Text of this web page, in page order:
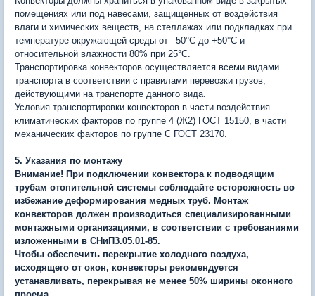
помещениях или под навесами, защищенных от воздействия
влаги и химических веществ, на стеллажах или подкладках при
температуре окружающей среды от –50°С до +50°С и
относительной влажности 80% при 25°С.
Транспортировка конвекторов осуществляется всеми видами
транспорта в соответствии с правилами перевозки грузов,
действующими на транспорте данного вида.
Условия транспортировки конвекторов в части воздействия
климатических факторов по группе 4 (Ж2) ГОСТ 15150, в части
механических факторов по группе С ГОСТ 23170.
5. Указания по монтажу
Внимание! При подключении конвектора к подводящим
трубам отопительной системы соблюдайте осторожность во
избежание деформирования медных труб. Монтаж
конвекторов должен производиться специализированными
монтажными организациями, в соответствии с требованиями
изложенными в СНиП3.05.01-85.
Чтобы обеспечить перекрытие холодного воздуха,
исходящего от окон, конвекторы рекомендуется
устанавливать, перекрывая не менее 50% ширины оконного